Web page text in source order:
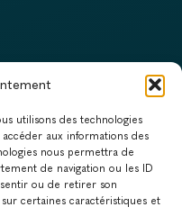
utilisons des technologies
aux informations des
nous permettra de
de navigation ou les ID
ou de retirer son
certaines caractéristiques et